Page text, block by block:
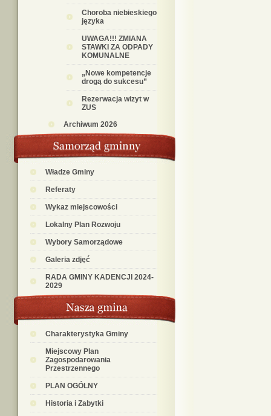
Choroba niebieskiego
języka
UWAGA!!! ZMIANA
STAWKI ZA ODPADY
KOMUNALNE
„Nowe kompetencje
drogą do sukcesu”
Rezerwacja wizyt w
ZUS
Archiwum 2026
Władze Gminy
Referaty
Wykaz miejscowości
Lokalny Plan Rozwoju
Wybory Samorządowe
Galeria zdjęć
RADA GMINY KADENCJI 2024-
2029
Charakterystyka Gminy
Miejscowy Plan
Zagospodarowania
Przestrzennego
PLAN OGÓLNY
Historia i Zabytki